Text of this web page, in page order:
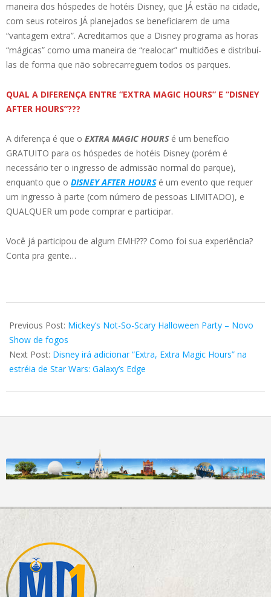
maneira dos hóspedes de hotéis Disney, que JÁ estão na cidade,
com seus roteiros JÁ planejados se beneficiarem de uma
“vantagem extra”. Acreditamos que a Disney programa as horas
“mágicas” como uma maneira de “realocar” multidões e distribuí-
las de forma que não sobrecarreguem todos os parques.
QUAL A DIFERENÇA ENTRE “EXTRA MAGIC HOURS” E “DISNEY
AFTER HOURS”???
A diferença é que o EXTRA MAGIC HOURSé um benefício
GRATUITO para os hóspedes de hotéis Disney (porém é
necessário ter o ingresso de admissão normal do parque),
enquanto que o DISNEY AFTER HOURS é um evento que requer
um ingresso à parte (com número de pessoas LIMITADO), e
QUALQUER um pode comprar e participar.
Você já participou de algum EMH??? Como foi sua experiência?
Conta pra gente…
05-
05
Previous Post: Mickey’s Not-So-Scary Halloween Party – Novo
Show de fogos
Next Post: Disney irá adicionar “Extra, Extra Magic Hours” na
estréia de Star Wars: Galaxy’s Edge